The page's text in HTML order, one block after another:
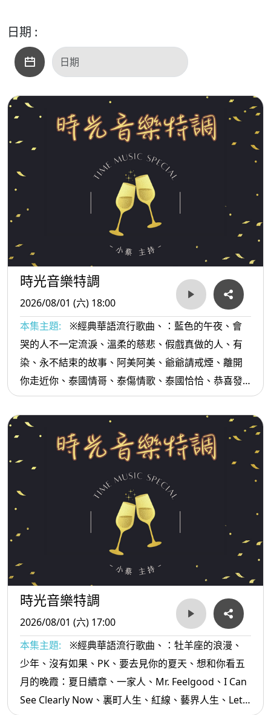
日期 :
時光音樂特調
2026/08/01 (六) 18:00
本集主題:
※經典華語流行歌曲、：藍色的午夜、會
哭的人不一定流淚、溫柔的慈悲、假戲真做的人、有
染、永不結束的故事、阿美阿美、爺爺請戒煙、離開
你走近你、泰國情哥、泰傷情歌、泰國恰恰、恭喜發
財、排骨便當...等。
時光音樂特調
2026/08/01 (六) 17:00
本集主題:
※經典華語流行歌曲、：牡羊座的浪漫、
少年、沒有如果、PK、要去見你的夏天、想和你看五
月的晚霞：夏日續章、一家人、Mr. Feelgood、I Can
See Clearly Now、裏町人生、紅線、藝界人生、Lets